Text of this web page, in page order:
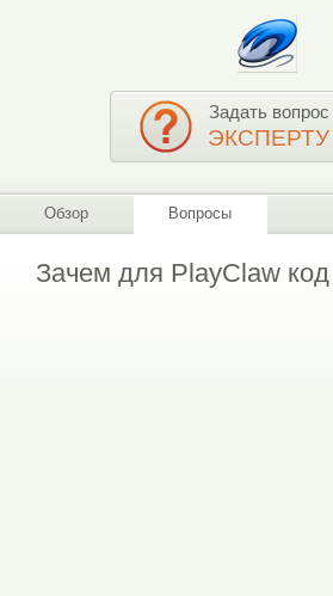
Задать вопрос
ЭКСПЕРТУ
Обзор Вопросы
Зачем для PlayClaw